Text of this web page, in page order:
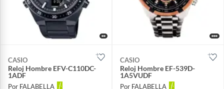
CASIO
Reloj Hombre EFV-C110DC-
1ADF
Por FALABELLA
CASIO
Reloj Hombre EF-539D-
1A5VUDF
Por FALABELLA